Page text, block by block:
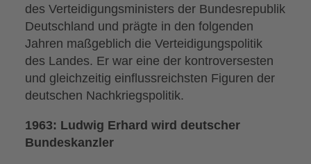
des Verteidigungsministers der Bundesrepublik
Deutschland und prägte in den folgenden
Jahren maßgeblich die Verteidigungspolitik
des Landes. Er war eine der kontroversesten
und gleichzeitig einflussreichsten Figuren der
deutschen Nachkriegspolitik.
1963: Ludwig Erhard wird deutscher
Bundeskanzler